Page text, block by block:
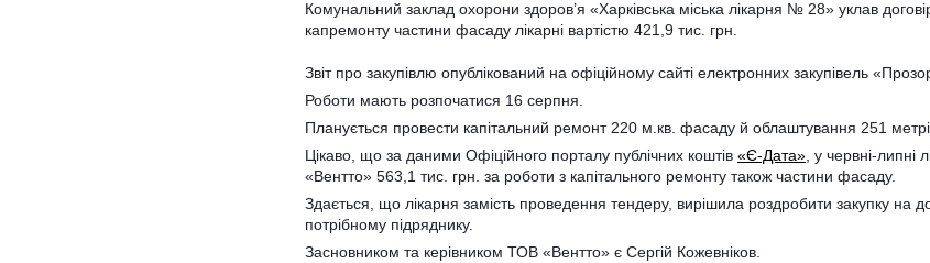
Комунальний заклад охорони здоров’я «Харківська міська лікарня № 28» уклав
капремонту частини фасаду лікарні вартістю 421,9 тис. грн.
Звіт про закупівлю опублікований на офіційному сайті електронних закупівель
Роботи мають розпочатися 16 серпня.
Планується провести капітальний ремонт 220 м.кв. фасаду й облаштування 251
Цікаво, що за даними Офіційного порталу публічних коштів «Є-Дата», у червні-липні
«Вентто» 563,1 тис. грн. за роботи з капітального ремонту також частини фасаду.
Здається, що лікарня замість проведення тендеру, вирішила роздробити закупку на
потрібному підряднику.
Засновником та керівником ТОВ «Вентто» є Сергій Кожевніков.